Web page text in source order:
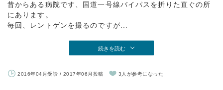
昔からある病院です、国道一号線バイパスを折りた直ぐの所
にあります。
毎回、レントゲンを撮るのですが...
続きを読む
2016年04月受診 / 2017年06月投稿 3人が参考になった